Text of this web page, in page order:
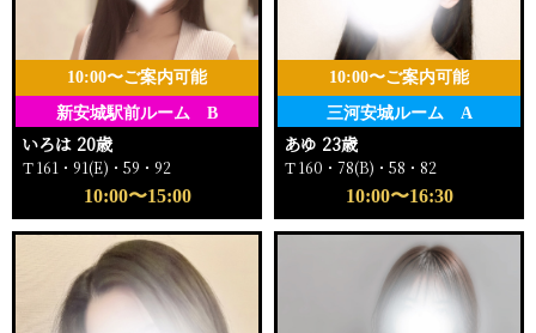
新安城駅前ルーム B
10:00〜ご案内可能
いろは 20歳
Ｔ161・91(E)・59・92
10:00〜15:00
三河安城ルーム A
10:00〜ご案内可能
あゆ 23歳
Ｔ160・78(B)・58・82
10:00〜16:30